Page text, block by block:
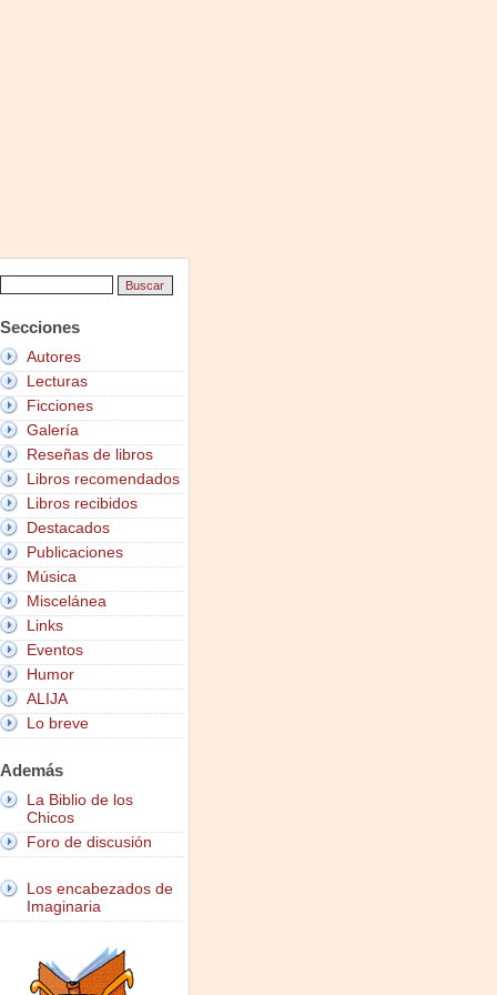
Secciones
Autores
Lecturas
Ficciones
Galería
Reseñas de libros
Libros recomendados
Libros recibidos
Destacados
Publicaciones
Música
Miscelánea
Links
Eventos
Humor
ALIJA
Lo breve
Además
La Biblio de los
Chicos
Foro de discusión
Los encabezados de
Imaginaria